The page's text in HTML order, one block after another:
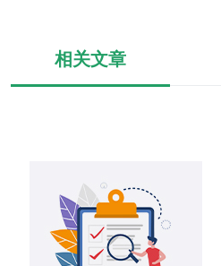
相关文章